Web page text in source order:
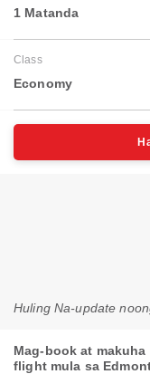
1 Matanda
Class
Economy
Huling Na-update
Mag-book at
flight mula sa